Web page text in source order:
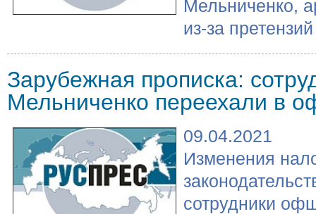
Мельниченко,
из-за
Зарубежная прописка:
Мельниченко переехали в
09.04.2021
Изменения
сотрудники